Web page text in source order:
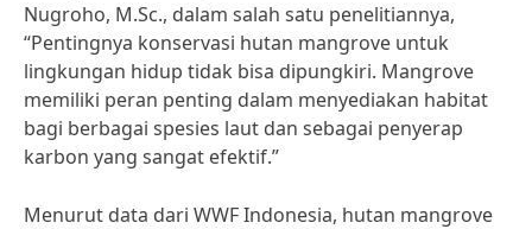
Nugroho, M.Sc., dalam salah satu penelitiannya,
“Pentingnya konservasi hutan mangrove untuk
lingkungan hidup tidak bisa dipungkiri. Mangrove
memiliki peran penting dalam menyediakan habitat
bagi berbagai spesies laut dan sebagai penyerap
karbon yang sangat efektif.”
Menurut data dari WWF Indonesia, hutan mangrove